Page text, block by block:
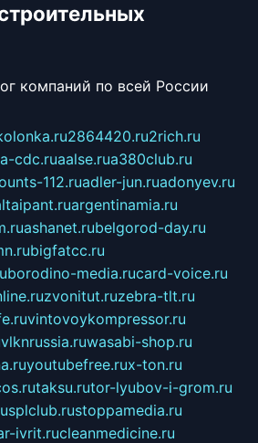
компаний по всей России
2864420.ru2rich.ru
a-cdc.ruaalse.rua380club.ru
112.ruadler-jun.ruadonyev.ru
argentinamia.ru
ashanet.rubelgorod-day.ru
bigfatcc.ru
borodino-media.rucard-voice.ru
zvonitut.ruzebra-tlt.ru
vintovoykompressor.ru
vlknrussia.ruwasabi-shop.ru
youtubefree.rux-ton.ru
taksu.rutor-lyubov-i-grom.ru
splclub.rustoppamedia.ru
ivrit.rucleanmedicine.ru